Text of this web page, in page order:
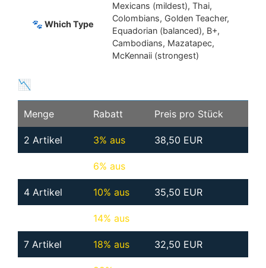
🐾 Which Type
Mexicans (mildest), Thai,
Colombians, Golden Teacher,
Equadorian (balanced), B+,
Cambodians, Mazatapec,
McKennaii (strongest)
📉 More items is even more discount
Menge Rabatt Preis pro Stück
2 Artikel 3% aus 38,50 EUR
6% aus
4 Artikel 10% aus 35,50 EUR
14% aus
7 Artikel 18% aus 32,50 EUR